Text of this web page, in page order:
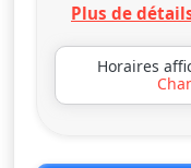
Plus de
Horaires